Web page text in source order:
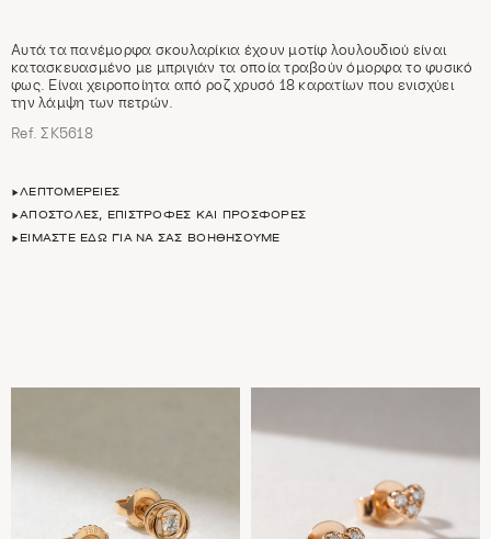
Αυτά τα πανέμορφα σκουλαρίκια έχουν μοτίφ λουλουδιού είναι
κατασκευασμένο με μπριγιάν τα οποία τραβούν όμορφα το φυσικό
φως. Είναι χειροποίητα από ροζ χρυσό 18 καρατίων που ενισχύει
την λάμψη των πετρών.
Ref. ΣΚ5618
ΛΕΠΤΟΜΈΡΕΙΕΣ
ΑΠΟΣΤΟΛΈΣ, ΕΠΙΣΤΡΟΦΈΣ ΚΑΙ ΠΡΟΣΦΟΡΈΣ
ΕΊΜΑΣΤΕ ΕΔΏ ΓΙΑ ΝΑ ΣΑΣ ΒΟΗΘΉΣΟΥΜΕ